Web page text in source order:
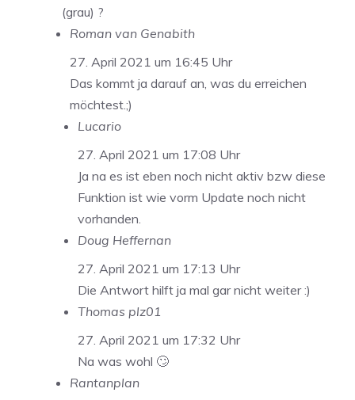
(grau) ?
Roman van Genabith
27. April 2021 um 16:45 Uhr
Das kommt ja darauf an, was du erreichen
möchtest.;)
Lucario
27. April 2021 um 17:08 Uhr
Ja na es ist eben noch nicht aktiv bzw diese
Funktion ist wie vorm Update noch nicht
vorhanden.
Doug Heffernan
27. April 2021 um 17:13 Uhr
Die Antwort hilft ja mal gar nicht weiter :)
Thomas plz01
27. April 2021 um 17:32 Uhr
Na was wohl 🙄
Rantanplan